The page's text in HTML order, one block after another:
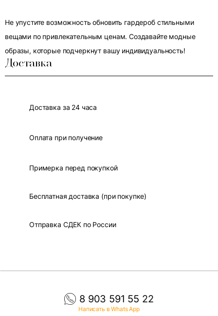
Не упустите возможность обновить гардероб стильными
вещами по привлекательным ценам. Создавайте модные
образы, которые подчеркнут вашу индивидуальность!
Доставка
Доставка за 24 часа
Оплата при получение
Примерка перед покупкой
Бесплатная доставка (при покупке)
Отправка СДЕК по России
8 903 591 55 22
Написать в Whats App